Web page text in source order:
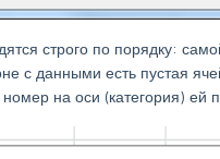
строго по порядку:
с данными есть пустая
на оси (категория) ей